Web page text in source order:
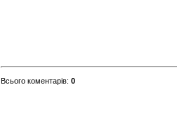
Всього коментарів: 0